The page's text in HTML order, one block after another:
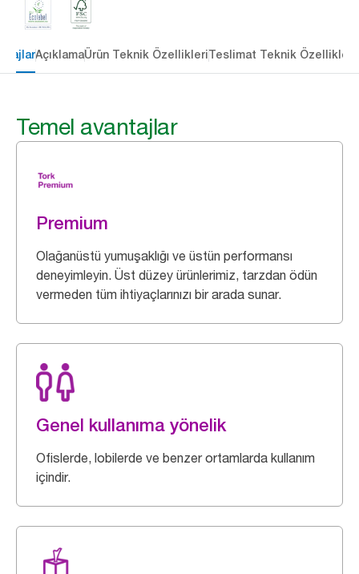
AçıklamaÜrün Teknik ÖzellikleriTeslimat Teknik Özellikleri
Temel avantajlar
Premium
Olağanüstü yumuşaklığı ve üstün performansı
deneyimleyin. Üst düzey ürünlerimiz, tarzdan ödün
vermeden tüm ihtiyaçlarınızı bir arada sunar.
Genel kullanıma yönelik
Ofislerde, lobilerde ve benzer ortamlarda kullanım
içindir.